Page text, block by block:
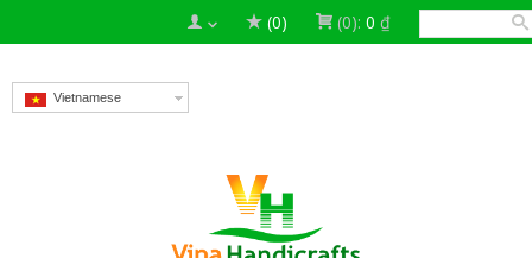
(0) (0): 0 ₫
Vietnamese